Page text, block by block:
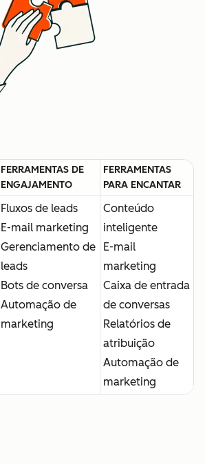
FERRAMENTAS DE
ENGAJAMENTO
FERRAMENTAS
PARA ENCANTAR
Fluxos de leads
E-mail marketing
Gerenciamento de
leads
Bots de conversa
Automação de
marketing
Conteúdo
inteligente
E-mail
marketing
Caixa de entrada
de conversas
Relatórios de
atribuição
Automação de
marketing